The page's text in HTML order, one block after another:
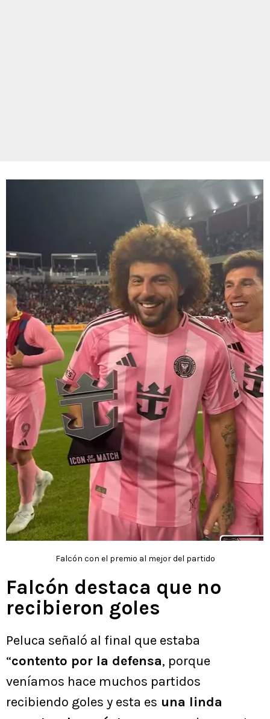
Falcón con el premio al mejor del partido
Falcón destaca que no
recibieron goles
Peluca señaló al final que estaba
“contento por la defensa, porque
veníamos hace muchos partidos
recibiendo goles y esta es una linda